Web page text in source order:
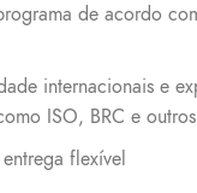
de acordo
internacionais e
ISO, BRC e
flexível